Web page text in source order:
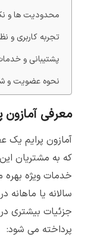
محدودیت ها و
تجربه کاربری و
پشتیبانی و
نحوه عضویت و
معرفی آمازون
آمازون پرایم
که به مشتریان
خدمات ویژه
سالانه یا ماهانه
جزئیات بیشتری
پرداخته می شود: